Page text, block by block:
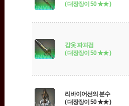
( 대장장이 50 ★★ )
갑옷 파괴검
( 대장장이 50 ★★ )
리바이어선의 분수
( 대장장이 50 ★★ )